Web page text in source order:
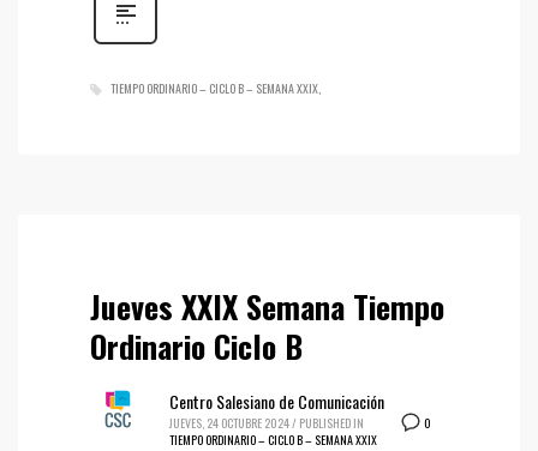
TIEMPO ORDINARIO – CICLO B – SEMANA XXIX
Jueves XXIX Semana Tiempo
Ordinario Ciclo B
0
Centro Salesiano de Comunicación
JUEVES, 24 OCTUBRE 2024/ PUBLISHED IN
TIEMPO ORDINARIO – CICLO B – SEMANA XXIX